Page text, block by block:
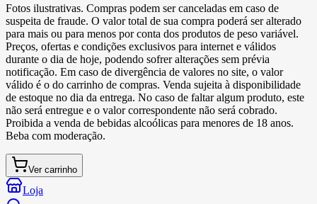
Fotos ilustrativas. Compras podem ser canceladas em caso de
suspeita de fraude. O valor total de sua compra poderá ser alterado
para mais ou para menos por conta dos produtos de peso variável.
Preços, ofertas e condições exclusivos para internet e válidos
durante o dia de hoje, podendo sofrer alterações sem prévia
notificação. Em caso de divergência de valores no site, o valor
válido é o do carrinho de compras. Venda sujeita à disponibilidade
de estoque no dia da entrega. No caso de faltar algum produto, este
não será entregue e o valor correspondente não será cobrado.
Proibida a venda de bebidas alcoólicas para menores de 18 anos.
Beba com moderação.
Ver carrinho
Loja